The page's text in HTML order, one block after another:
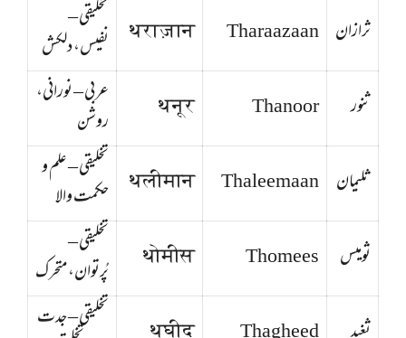
ثرازان Tharaazaan
थराज़ान
تخلیقی –
نفیس، دلکش
ثنور
Thanoor
थनूर
عربی – نورانی،
روشن
ثلیمان Thaleemaan
थलीमान
تخلیقی – علم و
حکمت والا
ثومیس
Thomees
थोमीस
تخلیقی –
پُرتوان، متحرک
تخلیقی – جدت